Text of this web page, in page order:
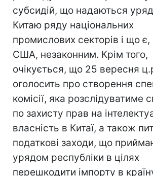
субсидій, що надаються
Китаю ряду національних
промислових секторів і що
США, незаконним. Крім того,
очікується, що 25 вересня
оголосить про створення
комісії, яка розслідуватиме
по захисту прав на
власність в Китаї, а також
податкові заходи, що
урядом республіки в цілях
перешкодити імпорту в